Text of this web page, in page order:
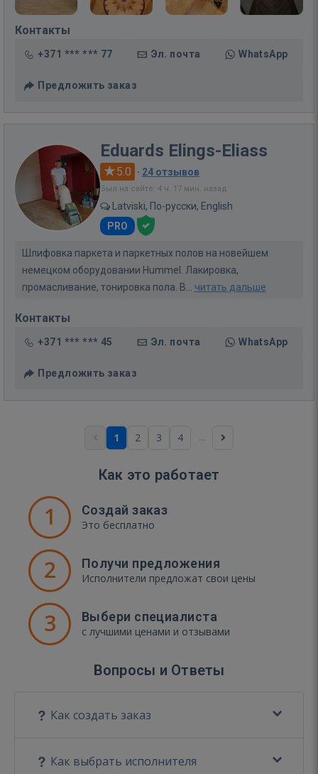
Контакты
+371 *** *** 77 Эл. почта WhatsApp
Предложить заказ
Eduards Elings-Eliass
5.0 · 24 отзывов
Был на сайте: 4 ч. 17 мин. назад
Latviski, По-русски, English
PRO
Шлифовка паркета и паркетных полов на новейшем
немецком оборудовании Hummel. Лакировка,
промасливание, тонировка пола. В... читать дальше
Контакты
+371 *** *** 45 Эл. почта WhatsApp
Предложить заказ
1 2 3 4 ...
Как это работает
1 Создай заказ
Это бесплатно
2 Получи предложения
Исполнители предложат свои цены
3 Выбери специалиста
с лучшими ценами и отзывами
Вопросы и Ответы
Как создать заказ
Как выбрать исполнителя